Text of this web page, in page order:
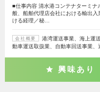
■仕事内容 清水港コンテナターミナ
般、船舶代理店会社における輸出入
ける経理／秘…
会社概要
港湾運送事業、海上運
動車運送取扱業、自動車回送事業
興味あり